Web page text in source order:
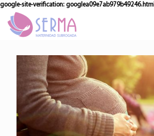
google-site-verification: googlea09e7ab979b49246.html